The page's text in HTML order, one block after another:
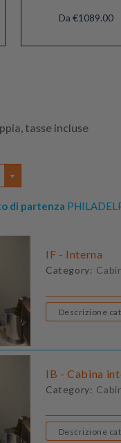
Da €1089.00
tasse incluse
di partenza
IF - Interna
Category:
IB - Cabina
Category: